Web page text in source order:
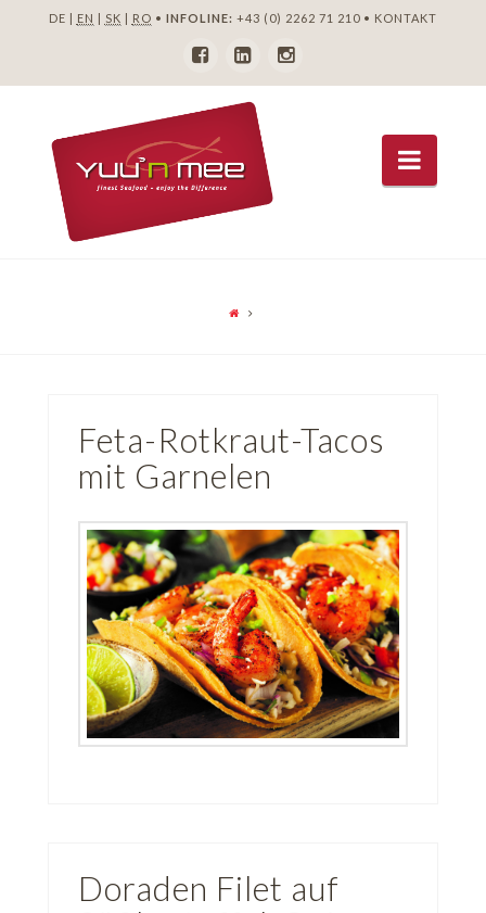
DE | EN | SK | RO • INFOLINE: +43 (0) 2262 71 210• KONTAKT
Feta-Rotkraut-Tacos
mit Garnelen
Doraden Filet auf